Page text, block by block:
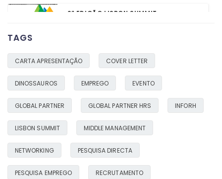
2ª EDIÇÃO LISBON SUMMIT
OS DINOSSAUROS AINDA EXISTEM!
04/02/2019
READ MORE
TAGS
CARTA APRESENTAÇÃO COVER LETTER
DINOSSAUROS EMPREGO EVENTO
GLOBAL PARTNER GLOBAL PARTNER HRS INFORH
LISBON SUMMIT MIDDLE MANAGEMENT
NETWORKING PESQUISA DIRECTA
PESQUISA EMPREGO RECRUTAMENTO